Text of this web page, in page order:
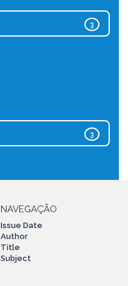
3
3
NAVEGAÇÃO
Issue Date
Author
Title
Subject